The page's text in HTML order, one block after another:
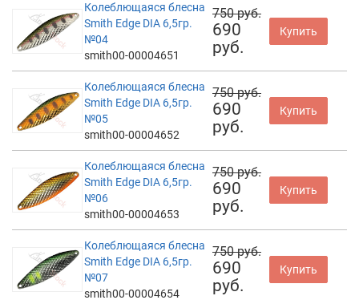
Колеблющаяся блесна
Smith Edge DIA 6,5гр.
№04
smith00-00004651
750 руб.
690
руб.
Купить
Колеблющаяся блесна
Smith Edge DIA 6,5гр.
№05
smith00-00004652
750 руб.
690
руб.
Купить
Колеблющаяся блесна
Smith Edge DIA 6,5гр.
№06
smith00-00004653
750 руб.
690
руб.
Купить
Колеблющаяся блесна
Smith Edge DIA 6,5гр.
№07
smith00-00004654
750 руб.
690
руб.
Купить